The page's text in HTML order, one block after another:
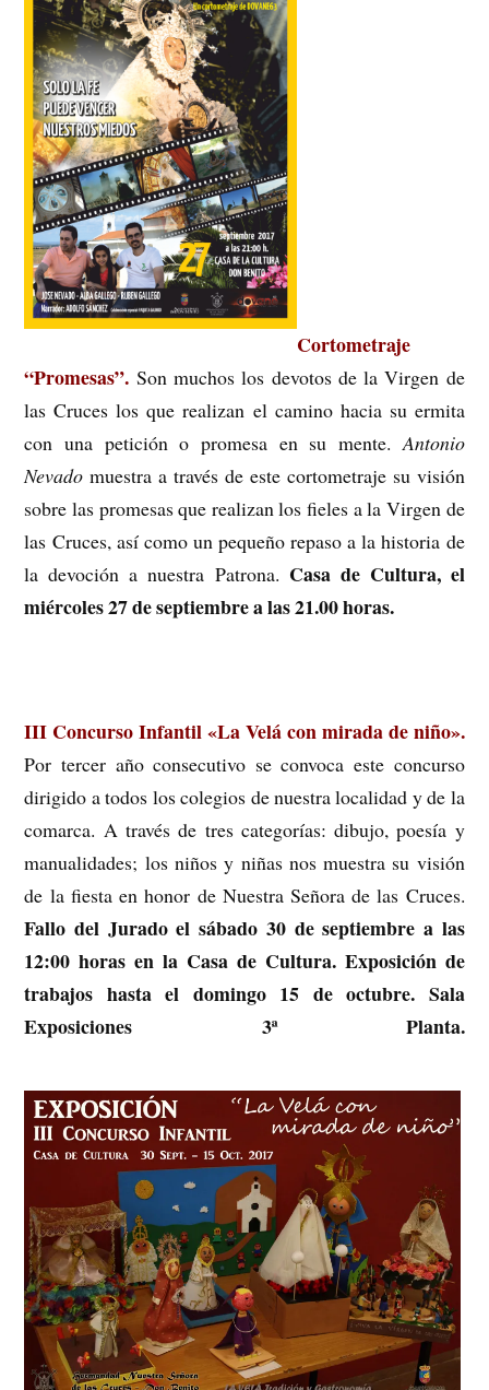
Cortometraje
“Promesas”. Son muchos los devotos de la Virgen de
las Cruces los que realizan el camino hacia su ermita
con una petición o promesa en su mente.Antonio
Nevado muestra a través de este cortometraje su visión
sobre las promesas que realizan los fieles a la Virgen de
las Cruces, así como un pequeño repaso a la historia de
la devoción a nuestra Patrona. Casa de Cultura, el
miércoles 27 de septiembre a las 21.00 horas.
III Concurso Infantil «La Velá con mirada de niño».
Por tercer año consecutivo se convoca este concurso
dirigido a todos los colegios de nuestra localidad y de la
comarca. A través de tres categorías: dibujo, poesía y
manualidades; los niños y niñas nos muestra su visión
de la fiesta en honor de Nuestra Señora de las Cruces.
Fallo del Jurado el sábado 30 de septiembre a las
12:00 horas en la Casa de Cultura. Exposición de
trabajos hasta el domingo 15 de octubre. Sala
Exposiciones 3ª Planta.